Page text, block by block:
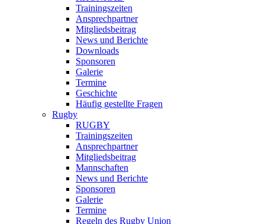
Trainingszeiten
Ansprechpartner
Mitgliedsbeitrag
News und Berichte
Downloads
Sponsoren
Galerie
Termine
Geschichte
Häufig gestellte Fragen
Rugby
RUGBY
Trainingszeiten
Ansprechpartner
Mitgliedsbeitrag
Mannschaften
News und Berichte
Sponsoren
Galerie
Termine
Regeln des Rugby Union